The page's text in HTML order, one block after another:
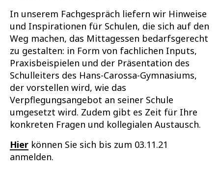
In unserem Fachgespräch liefern wir Hinweise
und Inspirationen für Schulen, die sich auf den
Weg machen, das Mittagessen bedarfsgerecht
zu gestalten: in Form von fachlichen Inputs,
Praxisbeispielen und der Präsentation des
Schulleiters des Hans-Carossa-Gymnasiums,
der vorstellen wird, wie das
Verpflegungsangebot an seiner Schule
umgesetzt wird. Zudem gibt es Zeit für Ihre
konkreten Fragen und kollegialen Austausch.
Hierkönnen Sie sich bis zum 03.11.21
anmelden.